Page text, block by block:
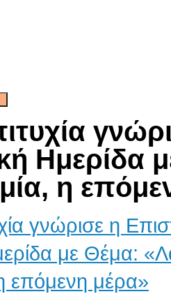
Ημερίδα
η